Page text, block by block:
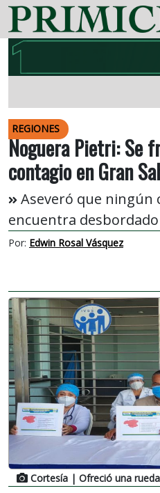
REGIONES
Noguera Pietri: Se
contagio en Gran
Aseveró que ningún
encuentra
Por: Edwin Rosal Vásquez
Cortesía | Ofreció una